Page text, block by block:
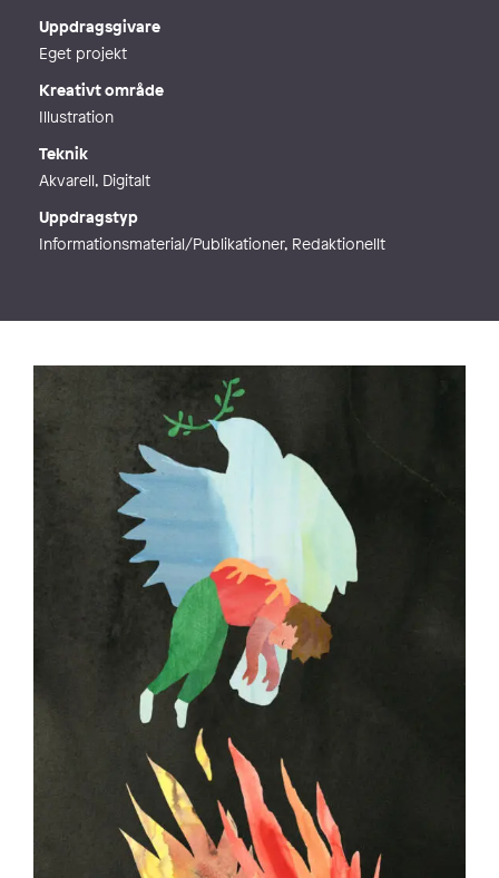
Uppdragsgivare
Eget projekt
Kreativt område
Illustration
Teknik
Akvarell, Digitalt
Uppdragstyp
Informationsmaterial/Publikationer, Redaktionellt